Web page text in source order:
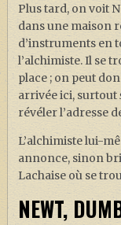
Plus tard, on voit
dans une maison
d’instruments en
l’alchimiste. Il se
place ; on peut
arrivée ici, surtout
révéler l’adresse
L’alchimiste lui-
annonce, sinon
Lachaise où se
NEWT,